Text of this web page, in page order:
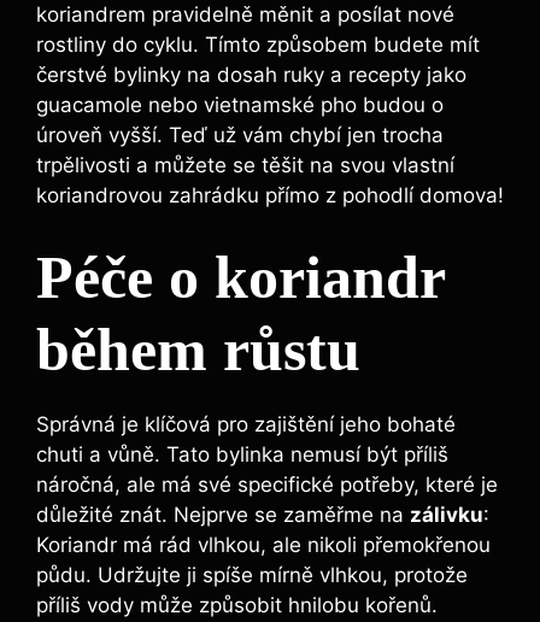
koriandrem pravidelně měnit a posílat nové
rostliny do cyklu. Tímto způsobem budete mít
čerstvé bylinky na dosah ruky a recepty jako
guacamole nebo vietnamské pho budou o
úroveň vyšší. Teď už vám chybí jen trocha
trpělivosti a můžete se těšit na svou vlastní
koriandrovou zahrádku přímo z pohodlí domova!
Péče o koriandr
během růstu
Správná je klíčová pro zajištění jeho bohaté
chuti a vůně. Tato bylinka nemusí být příliš
náročná, ale má své specifické potřeby, které je
důležité znát. Nejprve se zaměřme na zálivku:
Koriandr má rád vlhkou, ale nikoli přemokřenou
půdu. Udržujte ji spíše mírně vlhkou, protože
příliš vody může způsobit hnilobu kořenů.